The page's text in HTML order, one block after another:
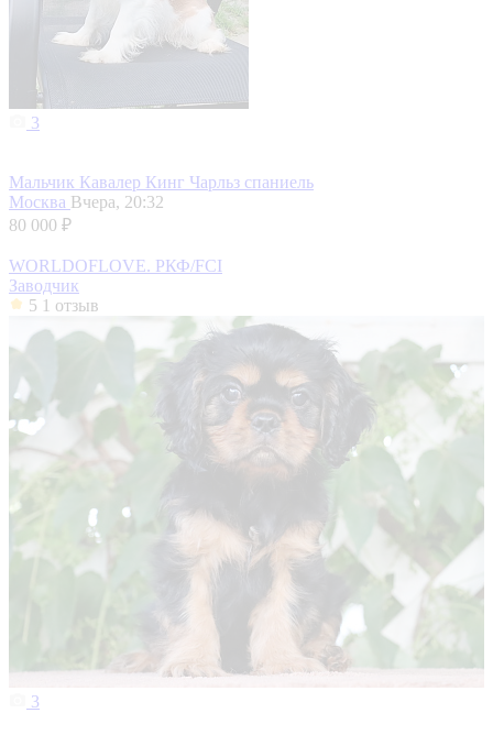
3
Мальчик Кавалер Кинг Чарльз спаниель
Москва Вчера, 20:32
80 000 ₽
WORLDOFLOVE. РКФ/FCI
Заводчик
5 1 отзыв
3